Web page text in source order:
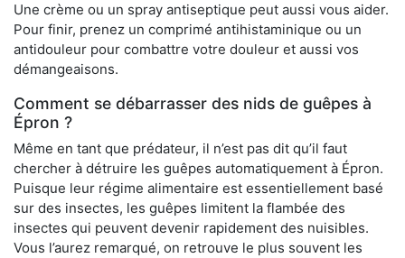
Une crème ou un spray antiseptique peut aussi vous aider.
Pour finir, prenez un comprimé antihistaminique ou un
antidouleur pour combattre votre douleur et aussi vos
démangeaisons.
Comment se débarrasser des nids de guêpes à
Épron ?
Même en tant que prédateur, il n’est pas dit qu’il faut
chercher à détruire les guêpes automatiquement à Épron.
Puisque leur régime alimentaire est essentiellement basé
sur des insectes, les guêpes limitent la flambée des
insectes qui peuvent devenir rapidement des nuisibles.
Vous l’aurez remarqué, on retrouve le plus souvent les